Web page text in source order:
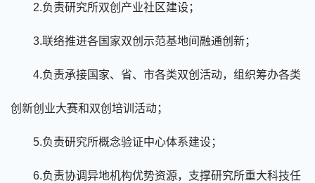
2.负责研究所双创产业社区建设；
3.联络推进各国家双创示范基地间融通创新；
4.负责承接国家、省、市各类双创活动， 组织筹办各类
创新创业大赛和双创培训活动；
5.负责研究所概念验证中心体系建设；
6.负责协调异地机构优势资源，支撑研究所重大科技任